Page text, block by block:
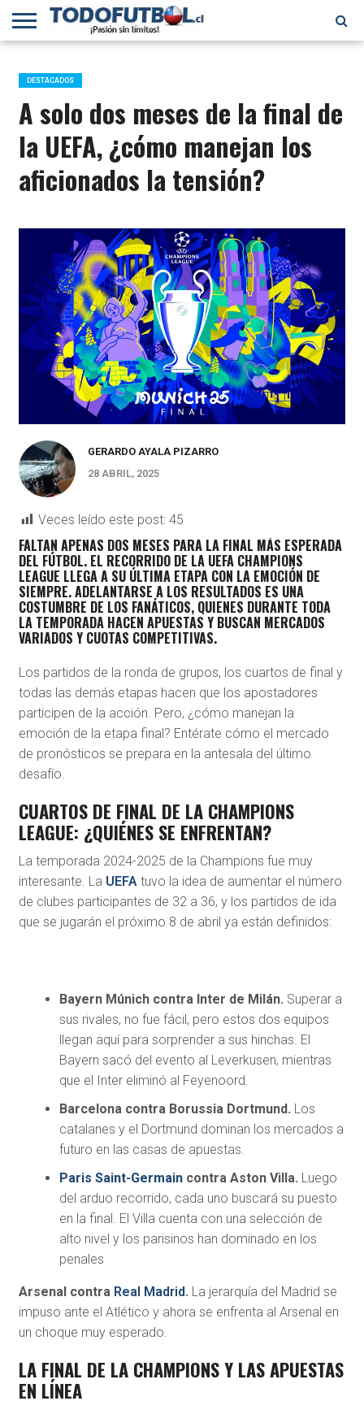
PRIMERA
B
SELECCIÓN
CHILENA
CHILENOS
EN EL
MUNDO
FÚTBOL
INTERNACIONAL
DESTACADOS
A solo dos meses de la final de
la UEFA, ¿cómo manejan los
aficionados la tensión?
GERARDO AYALA PIZARRO
28 ABRIL, 2025
Veces leído este post: 45
FALTAN APENAS DOS MESES PARA LA FINAL MÁS ESPERADA
DEL FÚTBOL. EL RECORRIDO DE LA UEFA CHAMPIONS
LEAGUE LLEGA A SU ÚLTIMA ETAPA CON LA EMOCIÓN DE
SIEMPRE. ADELANTARSE A LOS RESULTADOS ES UNA
COSTUMBRE DE LOS FANÁTICOS, QUIENES DURANTE TODA
LA TEMPORADA HACEN APUESTAS Y BUSCAN MERCADOS
VARIADOS Y CUOTAS COMPETITIVAS.
Los partidos de la ronda de grupos, los cuartos de final y
todas las demás etapas hacen que los apostadores
participen de la acción. Pero, ¿cómo manejan la
emoción de la etapa final? Entérate cómo el mercado
de pronósticos se prepara en la antesala del último
desafío.
CUARTOS DE FINAL DE LA CHAMPIONS
LEAGUE: ¿QUIÉNES SE ENFRENTAN?
La temporada 2024-2025 de la Champions fue muy
interesante. La UEFAtuvo la idea de aumentar el número
de clubes participantes de 32 a 36, y los partidos de ida
que se jugarán el próximo 8 de abril ya están definidos:
Bayern Múnich contra Inter de Milán. Superar a
sus rivales, no fue fácil, pero estos dos equipos
llegan aquí para sorprender a sus hinchas. El
Bayern sacó del evento al Leverkusen, mientras
que el Inter eliminó al Feyenoord.
Barcelona contra Borussia Dortmund. Los
catalanes y el Dortmund dominan los mercados a
futuro en las casas de apuestas.
Paris Saint-Germaincontra Aston Villa. Luego
del arduo recorrido, cada uno buscará su puesto
en la final. El Villa cuenta con una selección de
alto nivel y los parisinos han dominado en los
penales
Arsenal contra Real Madrid. La jerarquía del Madrid se
impuso ante el Atlético y ahora se enfrenta al Arsenal en
un choque muy esperado.
LA FINAL DE LA CHAMPIONS Y LAS APUESTAS
EN LÍNEA